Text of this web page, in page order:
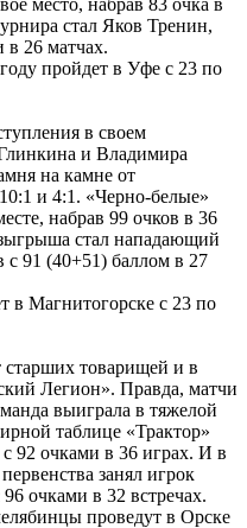
стал Яков Тренин,
в 26 матчах.
пройдет в Уфе с 23 по
в своем
и Владимира
на камне от
и 4:1. «Черно-белые»
набрав 99 очков в 36
стал нападающий
91 (40+51) баллом в 27
в Магнитогорске с 23 по
старших товарищей и в
Легион». Правда, матчи
выиграла в тяжелой
таблице «Трактор»
92 очками в 36 играх. И в
занял игрок
очками в 32 встречах.
проведут в Орске